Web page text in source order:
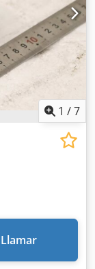
1 /7
Llamar